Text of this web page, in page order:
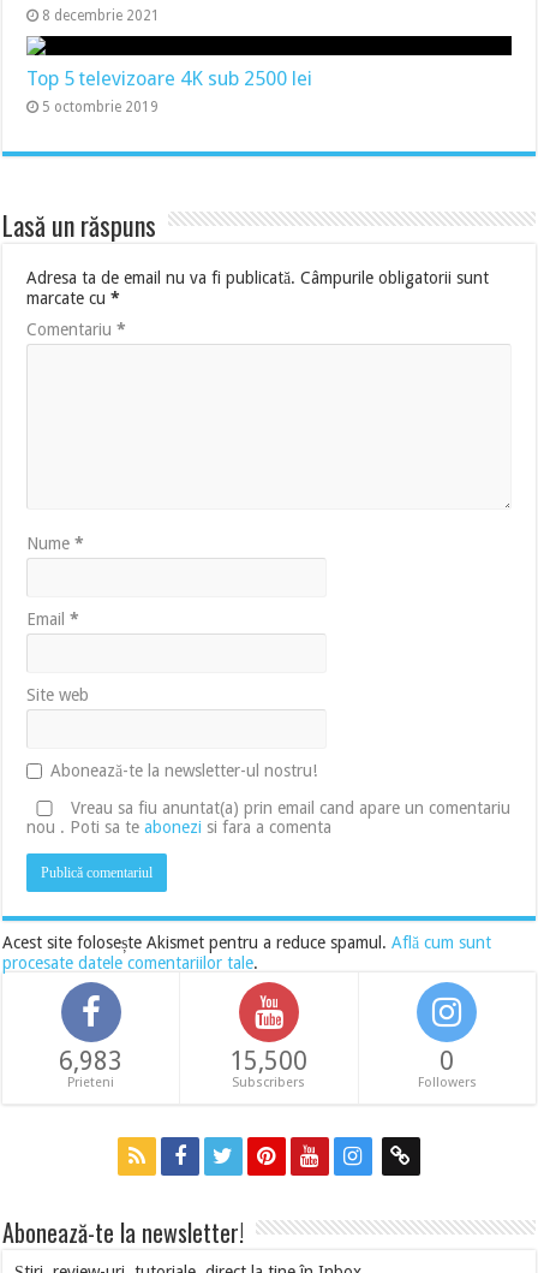
8 decembrie 2021
Top 5 televizoare 4K sub 2500 lei
5 octombrie 2019
Lasă un răspuns
Adresa ta de email nu va fi publicată. Câmpurile obligatorii sunt
marcate cu*
Comentariu*
Nume*
Email*
Site web
Abonează-te la newsletter-ul nostru!
Vreau sa fiu anuntat(a) prin email cand apare un comentariu
nou . Poti sa teabonezi si fara a comenta
Acest site folosește Akismet pentru a reduce spamul.Află cum sunt
procesate datele comentariilor tale.
6,983
Prieteni
15,500
Subscribers
0
Followers
Abonează-te la newsletter!